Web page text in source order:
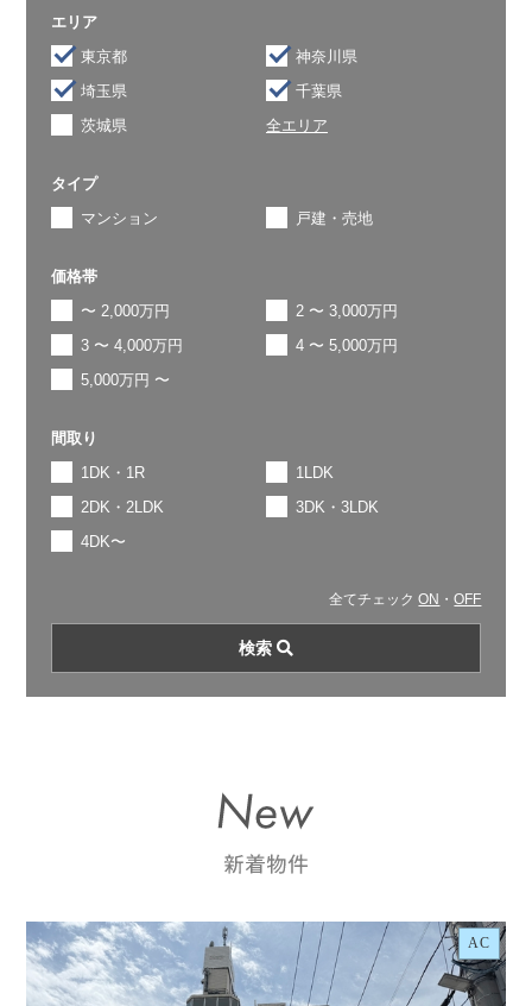
エリア
東京都
神奈川県
埼玉県
千葉県
茨城県
全エリア
タイプ
マンション
戸建・売地
価格帯
〜 2,000万円
2 〜 3,000万円
3 〜 4,000万円
4 〜 5,000万円
5,000万円 〜
間取り
1DK・1R
1LDK
2DK・2LDK
3DK・3LDK
4DK〜
全てチェックON ・OFF
AC